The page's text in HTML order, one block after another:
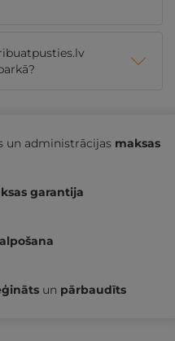
un administrācijas maksas
garantija
un pārbaudīts